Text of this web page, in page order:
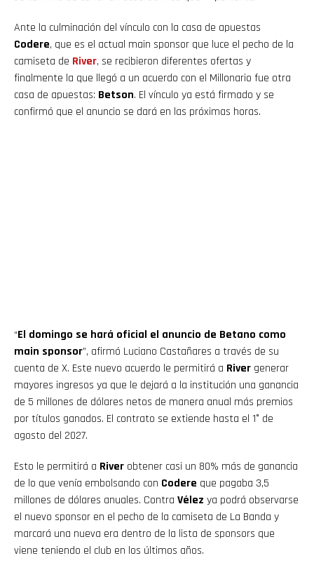
Ante la culminación del vínculo con la casa de apuestas
Codere, que es el actual main sponsor que luce el pecho de la
camiseta de River, se recibieron diferentes ofertas y
finalmente la que llegó a un acuerdo con el Millonario fue otra
casa de apuestas: Betson. El vínculo ya está firmado y se
confirmó que el anuncio se dará en las próximas horas.
“El domingo se hará oficial el anuncio de Betano como
main sponsor”, afirmó Luciano Castañares a través de su
cuenta de X. Este nuevo acuerdo le permitirá a River generar
mayores ingresos ya que le dejará a la institución una ganancia
de 5 millones de dólares netos de manera anual más premios
por títulos ganados. El contrato se extiende hasta el 1° de
agosto del 2027.
Esto le permitirá a River obtener casi un 80% más de ganancia
de lo que venía embolsando con Codere que pagaba 3,5
millones de dólares anuales. Contra Vélez ya podrá observarse
el nuevo sponsor en el pecho de la camiseta de La Banda y
marcará una nueva era dentro de la lista de sponsors que
viene teniendo el club en los últimos años.